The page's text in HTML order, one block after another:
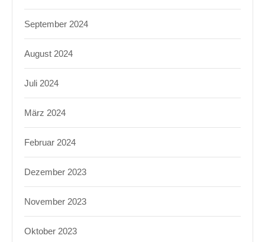
September 2024
August 2024
Juli 2024
März 2024
Februar 2024
Dezember 2023
November 2023
Oktober 2023